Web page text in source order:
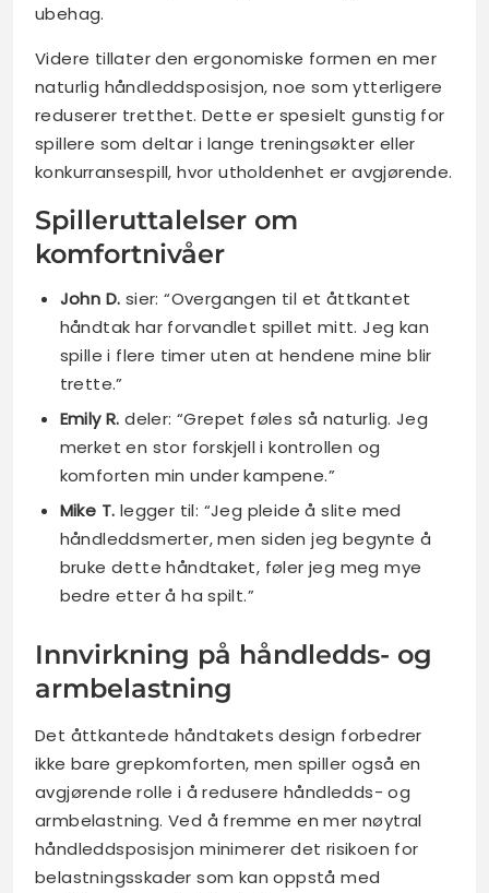
ubehag.
Videre tillater den ergonomiske formen en mer
naturlig håndleddsposisjon, noe som ytterligere
reduserer tretthet. Dette er spesielt gunstig for
spillere som deltar i lange treningsøkter eller
konkurransespill, hvor utholdenhet er avgjørende.
Spilleruttalelser om
komfortnivåer
John D. sier: “Overgangen til et åttkantet
håndtak har forvandlet spillet mitt. Jeg kan
spille i flere timer uten at hendene mine blir
trette.”
Emily R. deler: “Grepet føles så naturlig. Jeg
merket en stor forskjell i kontrollen og
komforten min under kampene.”
Mike T. legger til: “Jeg pleide å slite med
håndleddsmerter, men siden jeg begynte å
bruke dette håndtaket, føler jeg meg mye
bedre etter å ha spilt.”
Innvirkning på håndledds- og
armbelastning
Det åttkantede håndtakets design forbedrer
ikke bare grepkomforten, men spiller også en
avgjørende rolle i å redusere håndledds- og
armbelastning. Ved å fremme en mer nøytral
håndleddsposisjon minimerer det risikoen for
belastningsskader som kan oppstå med